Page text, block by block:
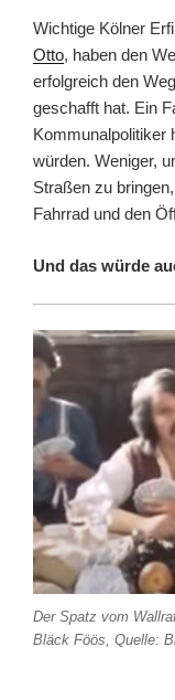
Wichtige Kölner
Otto, haben den
erfolgreich den
geschafft hat. Ein
Kommunalpolitiker
würden. Weniger,
Straßen zu
Fahrrad und den
Und das würde
Der Spatz vom
Bläck Föös, Quelle: